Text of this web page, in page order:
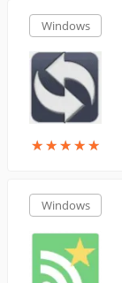
Windows
★★★★★
★★★★★
Windows